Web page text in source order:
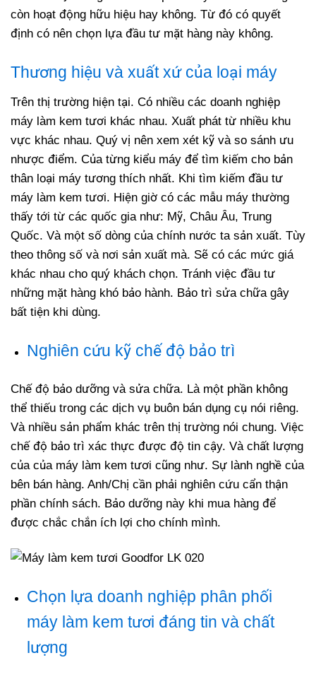
còn hoạt động hữu hiệu hay không. Từ đó có quyết
định có nên chọn lựa đầu tư mặt hàng này không.
Thương hiệu và xuất xứ của loại máy
Trên thị trường hiện tại. Có nhiều các doanh nghiệp
máy làm kem tươi khác nhau. Xuất phát từ nhiều khu
vực khác nhau. Quý vị nên xem xét kỹ và so sánh ưu
nhược điểm. Của từng kiểu máy để tìm kiếm cho bản
thân loại máy tương thích nhất. Khi tìm kiếm đầu tư
máy làm kem tươi. Hiện giờ có các mẫu máy thường
thấy tới từ các quốc gia như: Mỹ, Châu Âu, Trung
Quốc. Và một số dòng của chính nước ta sản xuất. Tùy
theo thông số và nơi sản xuất mà. Sẽ có các mức giá
khác nhau cho quý khách chọn. Tránh việc đầu tư
những mặt hàng khó bảo hành. Bảo trì sửa chữa gây
bất tiện khi dùng.
Nghiên cứu kỹ chế độ bảo trì
Chế độ bảo dưỡng và sửa chữa. Là một phần không
thể thiếu trong các dịch vụ buôn bán dụng cụ nói riêng.
Và nhiều sản phẩm khác trên thị trường nói chung. Việc
chế độ bảo trì xác thực được độ tin cậy. Và chất lượng
của của máy làm kem tươi cũng như. Sự lành nghề của
bên bán hàng. Anh/Chị cần phải nghiên cứu cẩn thận
phần chính sách. Bảo dưỡng này khi mua hàng để
được chắc chắn ích lợi cho chính mình.
Chọn lựa doanh nghiệp phân phối
máy làm kem tươi đáng tin và chất
lượng